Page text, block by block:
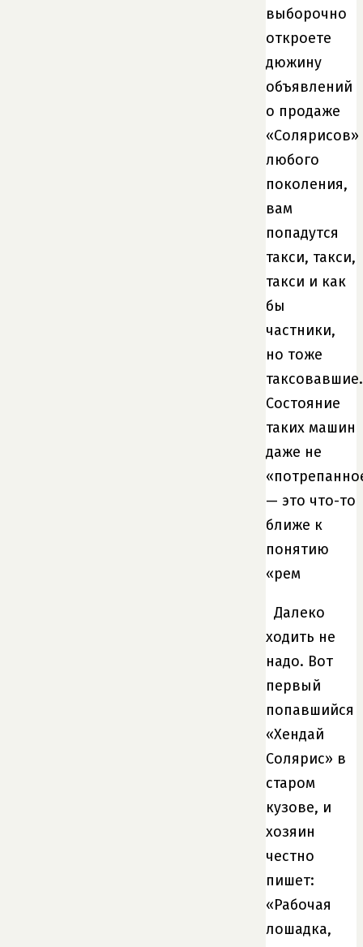
выборочно
откроете
дюжину
объявлений
о продаже
«Солярисов»
любого
поколения,
вам
попадутся
такси, такси,
такси и как
бы
частники,
но тоже
таксовавшие.
Состояние
таких машин
даже не
— это что-то
ближе к
понятию
«рем
Далеко
ходить не
надо. Вот
первый
попавшийся
«Хендай
Солярис» в
старом
кузове, и
хозяин
честно
пишет:
«Рабочая
лошадка,